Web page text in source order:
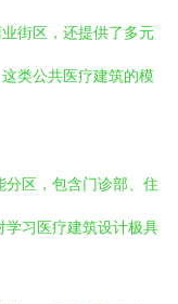
街区，还提供了多元
类公共医疗建筑的模
分区，包含门诊部、住
学习医疗建筑设计极具